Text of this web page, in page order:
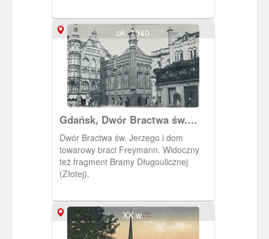
obecnej ulicy 3 Maja w miejscu
nieistniejącego już targowiska.
ok. 1940
Gdańsk, Dwór Bractwa św.
Jerzego
Dwór Bractwa św. Jerzego i dom
towarowy braci Freymann. Widoczny
też fragment Bramy Długoulicznej
(Złotej).
XX w.